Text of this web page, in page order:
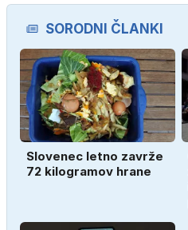
SORODNI ČLANKI
Slovenec letno zavrže
72 kilogramov hrane